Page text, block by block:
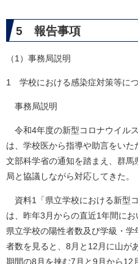
5 報告事項
（1）事務局説明
1 学校における感染症対策等に
事務局説明
令和4年度の新型コロナウイル
は、学校医から指導や助言をいた
文部科学省の通知を踏まえ、群
局と協議しながら対応してきた。
資料1「県立学校における新型
は、昨年3月からの直近1年間に
県立学校の陽性者数及び学級・
者数を見ると、8月と12月に山が
期間の8月を挟む7月と9月から12